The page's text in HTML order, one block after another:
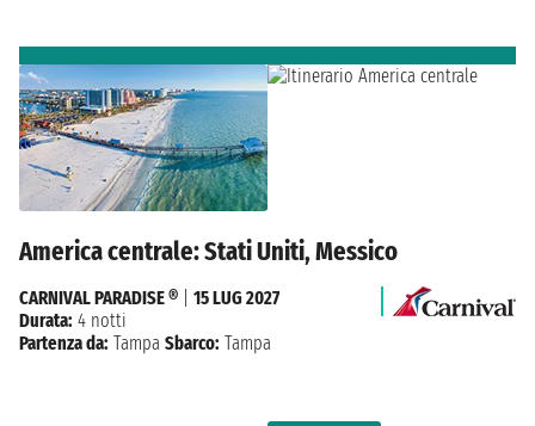
America centrale: Stati Uniti, Messico
CARNIVAL PARADISE ®
15 LUG 2027
Durata: 4 notti
Partenza da: Tampa Sbarco: Tampa